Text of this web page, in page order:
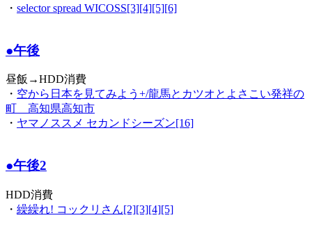
・ selector spread WICOSS[3][4][5][6]
●午後
昼飯→HDD消費
・ 空から日本を見てみよう+/龍馬とカツオとよさこい発祥の
町 高知県高知市
・ ヤマノススメ セカンドシーズン[16]
●午後2
HDD消費
・ 繰繰れ! コックリさん[2][3][4][5]